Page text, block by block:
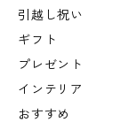
引越し祝い
ギフト
プレゼント
インテリア
おすすめ